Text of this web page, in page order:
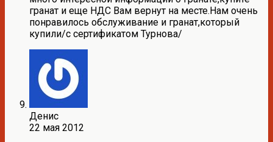
гранат и еще НДС Вам вернут на месте.Нам очень
понравилось обслуживание и гранат,который
купили/с сертификатом Турнова/
Денис
22 мая 2012